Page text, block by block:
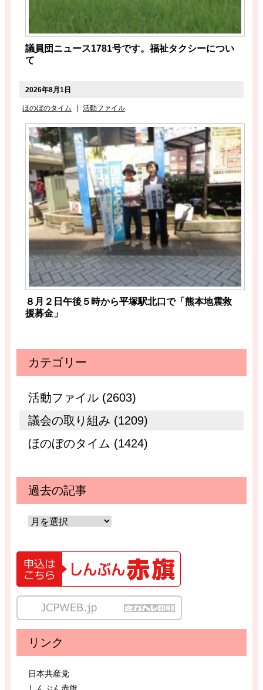
議員団ニュース1781号です。福祉タクシーについ
て
2026年8月1日
ほのぼのタイム 活動ファイル
８月２日午後５時から平塚駅北口で「熊本地震救
援募金」
カテゴリー
活動ファイル (2603)
議会の取り組み (1209)
ほのぼのタイム (1424)
過去の記事
リンク
日本共産党
しんぶん赤旗